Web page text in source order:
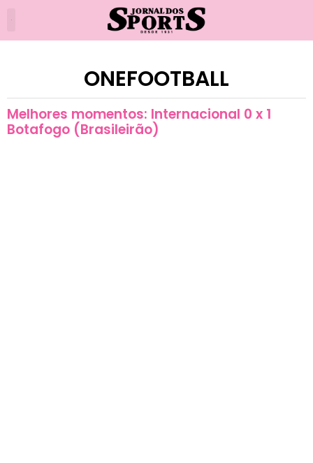
ONEFOOTBALL
Melhores momentos: Internacional 0 x 1
Botafogo (Brasileirão)